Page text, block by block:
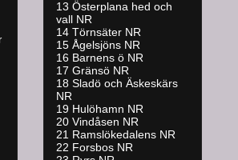
13 Österplana hed och
vall NR
14 Törnsäter NR
15 Ågelsjöns NR
16 Barnens ö NR
17 Gränsö NR
18 Sladö och Äskeskärs
NR
19 Hulöhamn NR
20 Vindåsen NR
21 Ramslökedalens NR
22 Forsbos NR